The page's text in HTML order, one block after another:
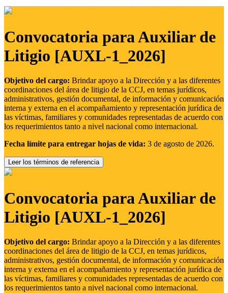
Convocatoria para Auxiliar de
Litigio [AUXL-1_2026]
Objetivo del cargo: Brindar apoyo a la Dirección y a las diferentes
coordinaciones del área de litigio de la CCJ, en temas jurídicos,
administrativos, gestión documental, de información y comunicación
interna y externa en el acompañamiento y representación jurídica de
las víctimas, familiares y comunidades representadas de acuerdo con
los requerimientos tanto a nivel nacional como internacional.
Fecha límite para entregar hojas de vida: 3 de agosto de 2026.
Leer los términos de referencia
Convocatoria para Auxiliar de
Litigio [AUXL-1_2026]
Objetivo del cargo: Brindar apoyo a la Dirección y a las diferentes
coordinaciones del área de litigio de la CCJ, en temas jurídicos,
administrativos, gestión documental, de información y comunicación
interna y externa en el acompañamiento y representación jurídica de
las víctimas, familiares y comunidades representadas de acuerdo con
los requerimientos tanto a nivel nacional como internacional.